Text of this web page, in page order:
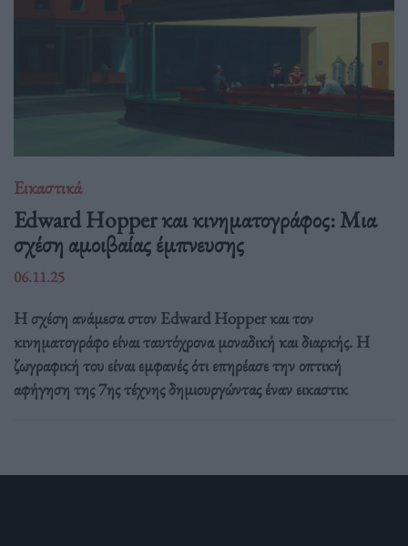
Εικαστικά
Edward Hopper και κινηματογράφος: Μια
σχέση αμοιβαίας έμπνευσης
06.11.25
Η σχέση ανάμεσα στον Edward Hopper και τον
κινηματογράφο είναι ταυτόχρονα μοναδική και διαρκής. Η
ζωγραφική του είναι εμφανές ότι επηρέασε την οπτική
αφήγηση της 7ης τέχνης δημιουργώντας έναν εικαστικ